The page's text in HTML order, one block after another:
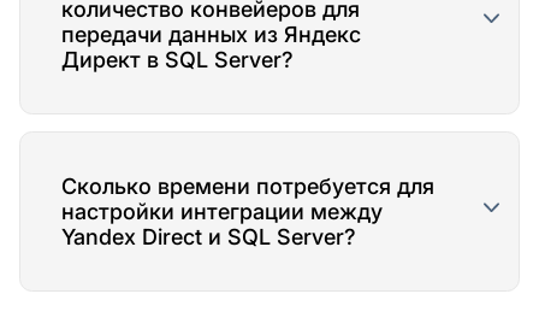
количество конвейеров для
передачи данных из Яндекс
Директ в SQL Server?
Сколько времени потребуется для
настройки интеграции между
Yandex Direct и SQL Server?